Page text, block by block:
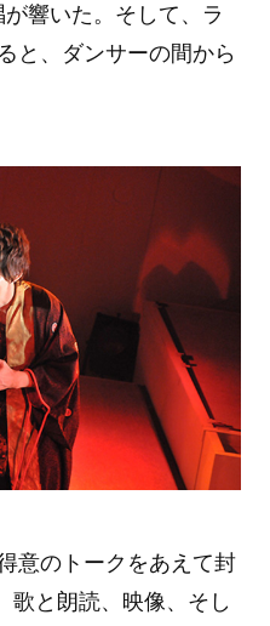
響いた。そして、ラ
と、ダンサーの間から
意のトークをあえて封
歌と朗読、映像、そし